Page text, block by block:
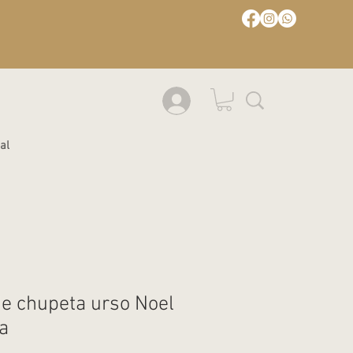
chupeta urso Noel